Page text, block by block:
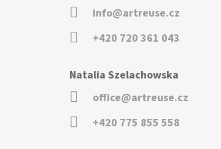
info@artreuse.cz
+420 720 361 043
Natalia Szelachowska
office@artreuse.cz
+420 775 855 558